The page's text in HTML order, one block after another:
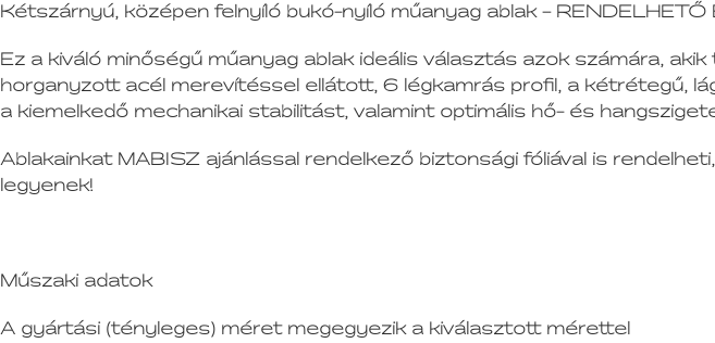
Kétszárnyú, középen felnyíló bukó-nyíló műanyag ablak –
Ez a kiváló minőségű műanyag ablak ideális választás azok számára,
horganyzott acél merevítéssel ellátott, 6 légkamrás profil, a kétrétegű,
a kiemelkedő mechanikai stabilitást, valamint optimális hő- és
Ablakainkat MABISZ ajánlással rendelkező biztonsági fóliával is
legyenek!
Műszaki adatok
A gyártási (tényleges) méret megegyezik a kiválasztott mérettel